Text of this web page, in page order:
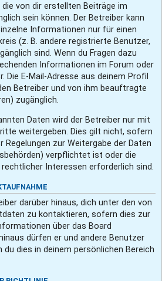
von dir erstellten Beiträge im
sein können. Der Betreiber kann
Informationen nur für einen
(z. B. andere registrierte Benutzer,
sind. Wenn du Fragen dazu
Informationen im Forum oder
Die E-Mail-Adresse aus deinem Profil
Betreiber und von ihm beauftragte
zugänglich.
Daten wird der Betreiber nur mit
weitergeben. Dies gilt nicht, sofern
Regelungen zur Weitergabe der Daten
verpflichtet ist oder die
Interessen erforderlich sind.
darüber hinaus, dich unter den von
zu kontaktieren, sofern dies zur
über das Board
dürfen er und andere Benutzer
dies in deinem persönlichen Bereich